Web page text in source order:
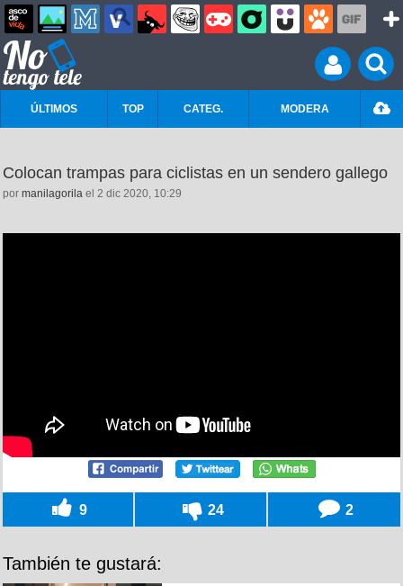
ÚLTIMOS TOP CATEG. MODERA
Colocan trampas para ciclistas en un sendero gallego
por manilagorila el 2 dic 2020, 10:29
9 24 2
También te gustará: